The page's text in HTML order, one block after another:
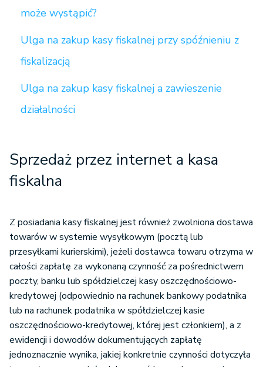
może wystąpić?
Ulga na zakup kasy fiskalnej przy spóźnieniu z
fiskalizacją
Ulga na zakup kasy fiskalnej a zawieszenie
działalności
Sprzedaż przez internet a kasa
fiskalna
Z posiadania kasy fiskalnej jest również zwolniona dostawa
towarów w systemie wysyłkowym (pocztą lub
przesyłkami kurierskimi), jeżeli dostawca towaru otrzyma w
całości zapłatę za wykonaną czynność za pośrednictwem
poczty, banku lub spółdzielczej kasy oszczędnościowo-
kredytowej (odpowiednio na rachunek bankowy podatnika
lub na rachunek podatnika w spółdzielczej kasie
oszczędnościowo-kredytowej, której jest członkiem), a z
ewidencji i dowodów dokumentujących zapłatę
jednoznacznie wynika, jakiej konkretnie czynności dotyczyła